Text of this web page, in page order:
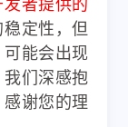
者提供的
定性，但
能会出现
们深感抱
谢您的理